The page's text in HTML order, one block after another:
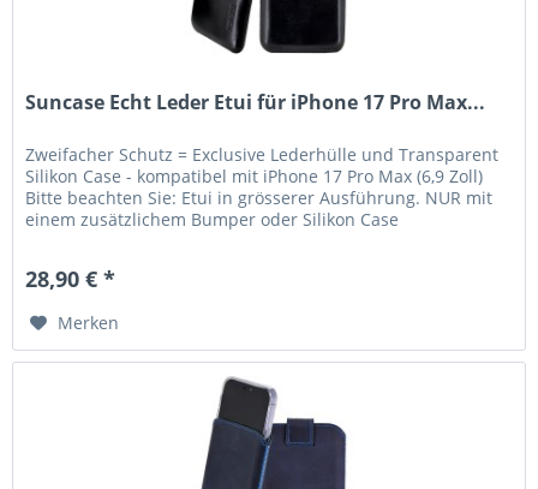
Suncase Echt Leder Etui für iPhone 17 Pro Max...
Zweifacher Schutz = Exclusive Lederhülle und Transparent
Silikon Case - kompatibel mit iPhone 17 Pro Max (6,9 Zoll)
Bitte beachten Sie: Etui in grösserer Ausführung. NUR mit
einem zusätzlichem Bumper oder Silikon Case
28,90 € *
Merken